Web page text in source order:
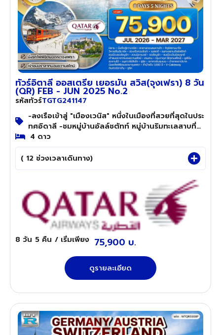
ทัวร์อิตาลี ออสเตรีย เยอรมัน สวิส(จุงเฟรา) 8 วัน
(QR) FEB - JUN 2025 No.2
รหัสทัวร์TGTG241147
-ลงเรือเข้าสู่ "เมืองเวนิส" หนึ่งในเมืองที่สวยที่สุดในประ
ทศอิดาลี -ชมหมู่บ้านอัลล์ชตัทท์ หมู่บ้านริมทะเลสาบที่
สวยที่สุดในโลก -ชม"กรุงวาดุส" เมืองหลวงของประเทศ
เที่ยวบันทึกภาพไว้มากที่สุด -ชมความสวยงามของน้ำตก
ไรน์ น้ำตกที่สวยงามที่สุดในยุโรปกลาง -พิชิต"ยอดเขา
4 ดาว
( 12 ช่วงเวลาเดินทาง)
8 วัน 5 คืน / เริ่มเพียง 75,900 บ.
ดูรายละเอียด